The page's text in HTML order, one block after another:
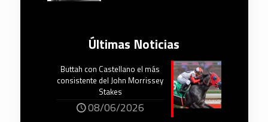
Últimas Noticias
Buttah con Castellano el más
consistente del John Morrissey
Stakes
08/06/2026